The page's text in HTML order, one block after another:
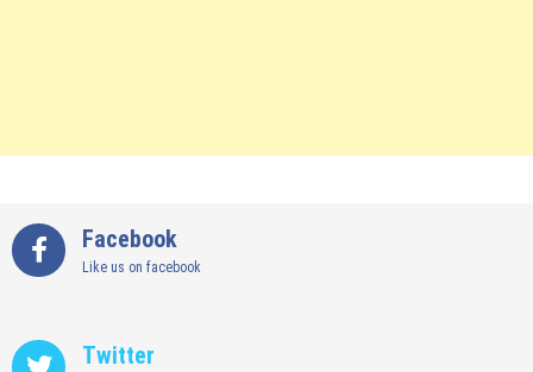
Facebook
Like us on facebook
Twitter